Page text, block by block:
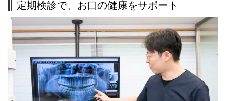
定期検診で、お口の健康をサポート